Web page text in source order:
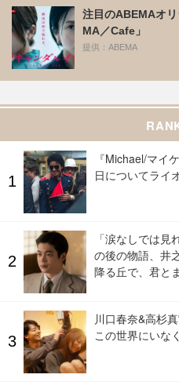
注目のABEMAオ
MA／Cafe」
提供：ABEMA
『Michael/マイ
日についてライ
「涙なしでは見
の後の物語、井
降る丘で、君と
川口春奈&高杉
この世界にいな